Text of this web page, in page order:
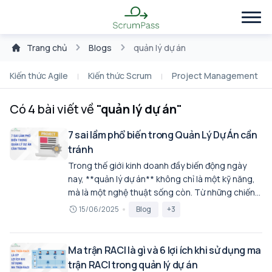
Trang chủ Blogs quản lý dự án
Kiến thức Agile Kiến thức Scrum Project Management
Có 4 bài viết về "quản lý dự án"
7 sai lầm phổ biến trong Quản Lý Dự Án cần
tránh
Trong thế giới kinh doanh đầy biến động ngày
nay, **quản lý dự án** không chỉ là một kỹ năng,
mà là một nghệ thuật sống còn. Từ những chiến
dịch marketing đột phá, dự án công nghệ phức
lực đều cần một định hướng rõ ràng. Dù vậy, có
một sự thật không dễ chấp nhận: **đa số dự án
không đạt được tất cả các mục tiêu đề ra về thời
15/06/2025 Blog +3
Ma trận RACI là gì và 6 lợi ích khi sử dụng ma
trận RACI trong quản lý dự án